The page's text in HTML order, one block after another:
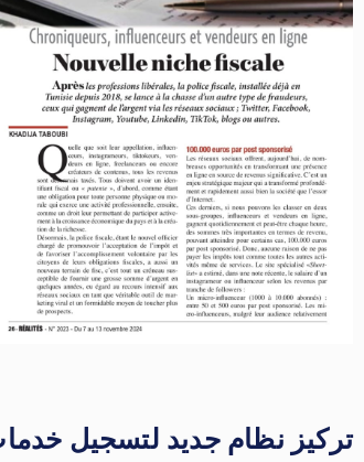
تركيز نظام جديد لتسجيل